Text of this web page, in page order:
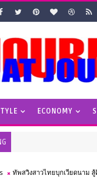
ECONOMY
ทัพสวิงสาวไทยบุกเวียดนาม สู้